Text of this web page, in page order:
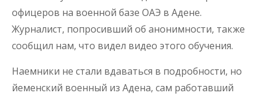
офицеров на военной базе ОАЭ в Адене.
Журналист, попросивший об анонимности, также
сообщил нам, что видел видео этого обучения.
Наемники не стали вдаваться в подробности, но
йеменский военный из Адена, сам работавший